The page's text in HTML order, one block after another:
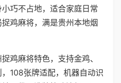
巧不占地，适合家庭日常
鸡麻将，满是贵州本地烟
鸡麻将特色，支持金鸡、
108张牌适配，机器自动识